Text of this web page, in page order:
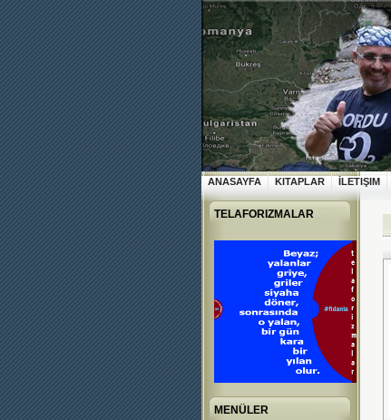
ANASAYFA KITAPLAR İLETIŞIM
TELAFORIZMALAR
MENÜLER